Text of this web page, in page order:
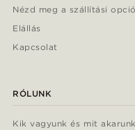
Nézd meg a szállítási
Elállás
Kapcsolat
RÓLUNK
Kik vagyunk és mit